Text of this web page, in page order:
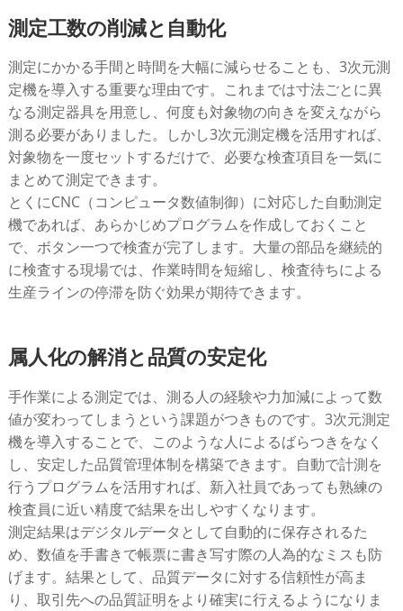
測定工数の削減と自動化
測定にかかる手間と時間を大幅に減らせることも、3次元測
定機を導入する重要な理由です。これまでは寸法ごとに異
なる測定器具を用意し、何度も対象物の向きを変えながら
測る必要がありました。しかし3次元測定機を活用すれば、
対象物を一度セットするだけで、必要な検査項目を一気に
まとめて測定できます。
とくにCNC（コンピュータ数値制御）に対応した自動測定
機であれば、あらかじめプログラムを作成しておくこと
で、ボタン一つで検査が完了します。大量の部品を継続的
に検査する現場では、作業時間を短縮し、検査待ちによる
生産ラインの停滞を防ぐ効果が期待できます。
属人化の解消と品質の安定化
手作業による測定では、測る人の経験や力加減によって数
値が変わってしまうという課題がつきものです。3次元測定
機を導入することで、このような人によるばらつきをなく
し、安定した品質管理体制を構築できます。自動で計測を
行うプログラムを活用すれば、新入社員であっても熟練の
検査員に近い精度で結果を出しやすくなります。
測定結果はデジタルデータとして自動的に保存されるた
め、数値を手書きで帳票に書き写す際の人為的なミスも防
げます。結果として、品質データに対する信頼性が高ま
り、取引先への品質証明をより確実に行えるようになりま